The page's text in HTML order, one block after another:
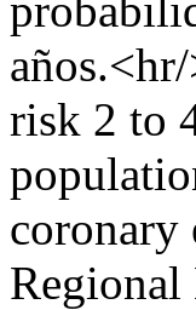
risk 2 to
coronary
Regional